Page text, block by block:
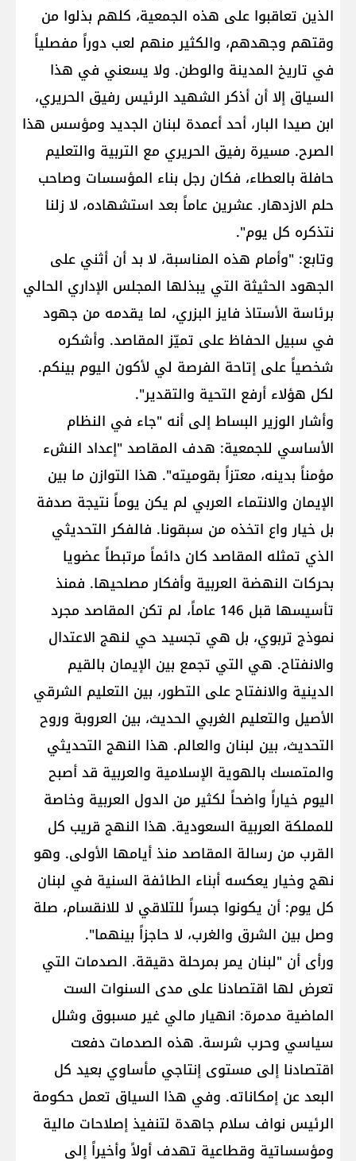
الذين تعاقبوا على هذه الجمعية، كلهم بذلوا من
وقتهم وجهدهم، والكثير منهم لعب دوراً مفصلياً
في تاريخ المدينة والوطن. ولا يسعني في هذا
السياق إلا أن أذكر الشهيد الرئيس رفيق الحريري،
ابن صيدا البار، أحد أعمدة لبنان الجديد ومؤسس هذا
الصرح. مسيرة رفيق الحريري مع التربية والتعليم
حافلة بالعطاء، فكان رجل بناء المؤسسات وصاحب
حلم الازدهار. عشرين عاماً بعد استشهاده، لا زلنا
نتذكره كل يوم".
وتابع: "وأمام هذه المناسبة، لا بد أن أثني على
الجهود الحثيثة التي يبذلها المجلس الإداري الحالي
برئاسة الأستاذ فايز البزري، لما يقدمه من جهود
في سبيل الحفاظ على تميّز المقاصد. وأشكره
شخصياً على إتاحة الفرصة لي لأكون اليوم بينكم.
لكل هؤلاء أرفع التحية والتقدير".
وأشار الوزير البساط إلى أنه "جاء في النظام
الأساسي للجمعية: هدف المقاصد "إعداد النشء
مؤمناً بدينه، معتزاً بقوميته". هذا التوازن ما بين
الإيمان والانتماء العربي لم يكن يوماً نتيجة صدفة
بل خيار واع اتخذه من سبقونا. فالفكر التحديثي
الذي تمثله المقاصد كان دائماً مرتبطاً عضويا
بحركات النهضة العربية وأفكار مصلحيها. فمنذ
تأسيسها قبل 146 عاماً، لم تكن المقاصد مجرد
نموذج تربوي، بل هي تجسيد حي لنهج الاعتدال
والانفتاح. هي التي تجمع بين الإيمان بالقيم
الدينية والانفتاح على التطور، بين التعليم الشرقي
الأصيل والتعليم الغربي الحديث، بين العروبة وروح
التحديث، بين لبنان والعالم. هذا النهج التحديثي
والمتمسك بالهوية الإسلامية والعربية قد أصبح
اليوم خياراً واضحاً لكثير من الدول العربية وخاصة
للمملكة العربية السعودية. هذا النهج قريب كل
القرب من رسالة المقاصد منذ أيامها الأولى. وهو
نهج وخيار يعكسه أبناء الطائفة السنية في لبنان
كل يوم: أن يكونوا جسراً للتلاقي لا للانقسام، صلة
وصل بين الشرق والغرب، لا حاجزاً بينهما".
ورأى أن "لبنان يمر بمرحلة دقيقة. الصدمات التي
تعرض لها اقتصادنا على مدى السنوات الست
الماضية مدمرة: انهيار مالي غير مسبوق وشلل
سياسي وحرب شرسة. هذه الصدمات دفعت
اقتصادنا إلى مستوى إنتاجي مأساوي بعيد كل
البعد عن إمكاناته. وفي هذا السياق تعمل حكومة
الرئيس نواف سلام جاهدة لتنفيذ إصلاحات مالية
ومؤسساتية وقطاعية تهدف أولاً وأخيراً إلى